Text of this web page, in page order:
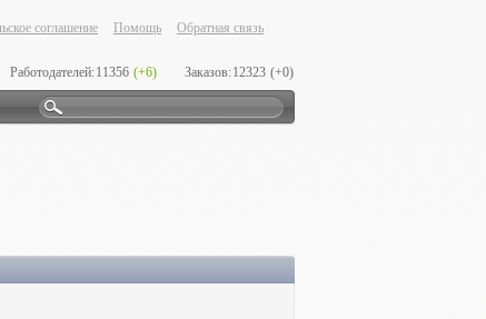
соглашение Помощь Обратная связь
Работодателей:11356 (+6) Заказов:12323 (+0)